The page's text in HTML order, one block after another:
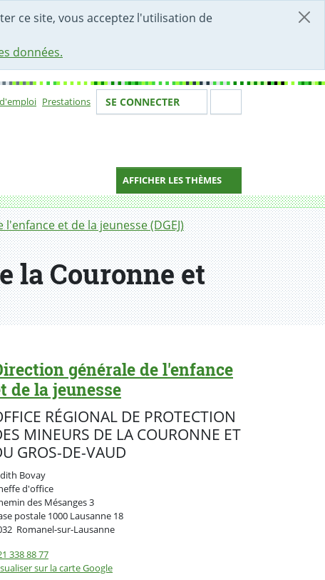
ce site, vous acceptez l'utilisation de
données.
Prestations Votre identité
SE CONNECTER
AFFICHER LES THÈMES
et de la jeunesse (DGEJ)
la Couronne et
générale de l'enfance
de la jeunesse
RÉGIONAL DE PROTECTION
MINEURS DE LA COURONNE ET
GROS-DE-VAUD
Bovay
d'office
des Mésanges 3
postale 1000 Lausanne 18
Romanel-sur-LausanneSuisse
338 88 77
sur la carte Google